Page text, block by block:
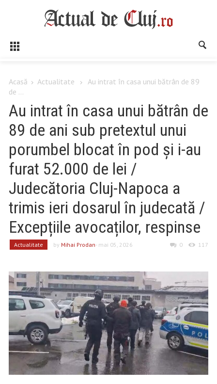
Acasă Actualitate
Au intrat în casa unui bătrân de 89
de ...
Au intrat în casa unui bătrân de
89 de ani sub pretextul unui
porumbel blocat în pod și i-au
furat 52.000 de lei /
Judecătoria Cluj-Napoca a
trimis ieri dosarul în judecată /
Excepțiile avocaților, respinse
Actualitate by Mihai Prodan- mai 05, 2026 0 117